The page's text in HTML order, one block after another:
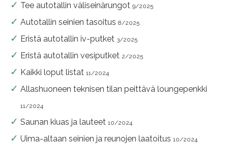
Tee autotallin väliseinärungot 9/2025
Autotallin seinien tasoitus 8/2025
Eristä autotallin iv-putket 3/2025
Eristä autotallin vesiputket 2/2025
Kaikki loput listat 11/2024
Allashuoneen teknisen tilan peittävä loungepenkki
11/2024
Saunan kiuas ja lauteet 10/2024
Uima-altaan seinien ja reunojen laatoitus 10/2024